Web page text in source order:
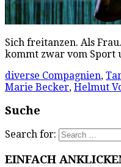
Sich freitanzen. Als
kommt zwar vom Sport
diverse Compagnien,
Marie Becker, Helmut
Suche
Search for:
EINFACH